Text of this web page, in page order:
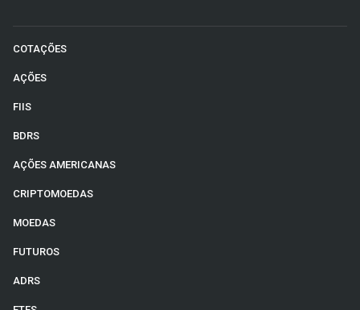
COTAÇÕES
AÇÕES
FIIS
BDRS
AÇÕES AMERICANAS
CRIPTOMOEDAS
MOEDAS
FUTUROS
ADRS